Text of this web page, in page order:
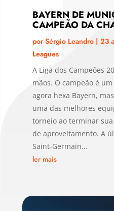
BAYERN DE
CAMPEÃO DA
porSérgio Leandro| 23
Leagues
A Liga dos Campeões
mãos. O campeão é
agora hexa Bayern,
uma das melhores
torneio ao terminar
de aproveitamento. A
Saint-Germain...
ler mais